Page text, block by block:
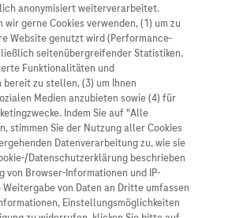
Wer wir sind
Was uns antreibt
Unsere Standorte
Roche Stories
Events
Übersicht
Forschung
Personalisierte
Digitalisierung
Blog Zukunftslabor
Übersicht
Unser Service für
Informationen zu
Diagnostik ist
Klinische Studien
Arzneimittel
Übersicht
Arzneimittel A-Z
Roche Pipeline
Roche Fachportal
Diagnostik
Kontakt
Presse
Karriere
2025
anonymisiert weiterverarbeitet.
gerne Cookies verwenden, (1) um zu
Website genutzt wird (Performance-
seitenübergreifender Statistiken,
Funktionalitäten und
zu stellen, (3) um Ihnen
Medien anzubieten sowie (4) für
Indem Sie auf "Alle
stimmen Sie der Nutzung aller Cookies
Datenverarbeitung zu, wie sie
Datenschutzerklärung beschrieben
von Browser-Informationen und IP-
Weitergabe von Daten an Dritte umfassen
Einstellungsmöglichkeiten